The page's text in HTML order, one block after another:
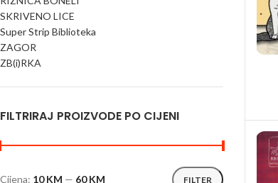
SKRIVENO LICE
Super Strip Biblioteka
ZAGOR
ZB(i)RKA
FILTRIRAJ PROIZVODE PO CIJENI
FILTER
Cijena: 10 KM — 60 KM